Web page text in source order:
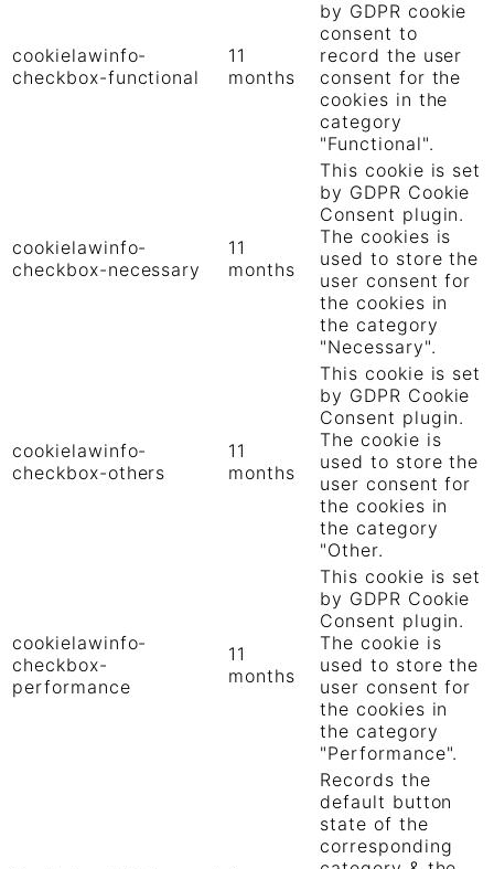
cookielawinfo-
checkbox-functional
11
months
by GDPR cookie
consent to
record the user
consent for the
cookies in the
category
"Functional".
cookielawinfo-
checkbox-necessary
11
months
This cookie is set
by GDPR Cookie
Consent plugin.
The cookies is
used to store the
user consent for
the cookies in
the category
"Necessary".
cookielawinfo-
checkbox-others
11
months
This cookie is set
by GDPR Cookie
Consent plugin.
The cookie is
used to store the
user consent for
the cookies in
the category
"Other.
cookielawinfo-
checkbox-
performance
11
months
This cookie is set
by GDPR Cookie
Consent plugin.
The cookie is
used to store the
user consent for
the cookies in
the category
"Performance".
Records the
default button
state of the
corresponding